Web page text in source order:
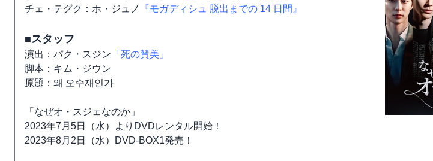
チェ・テグク：ホ・ジュノ
『モガディシュ 脱出までの 14 日間』
■スタッフ
演出：パク・スジン 「死の賛美」
脚本：キム・ジウン
原題：왜 오수재인가
「なぜオ・スジェなのか」
2023年7月5日（水）よりDVDレンタル開始！
2023年8月2日（水）DVD-BOX1発売！